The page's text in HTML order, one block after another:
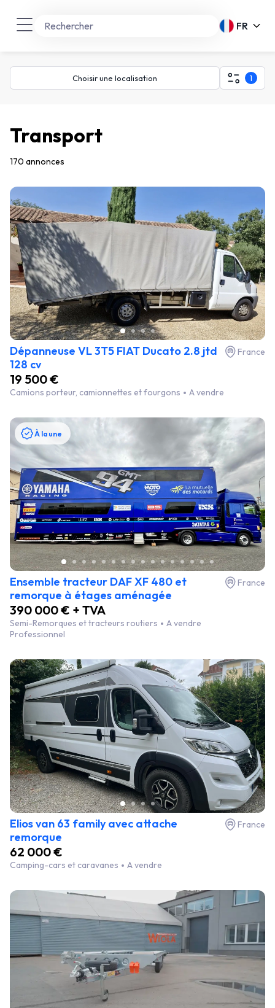
FR
Choisir une localisation 1
Transport
170 annonces
Dépanneuse VL 3T5 FIAT Ducato 2.8 jtd
128 cv
France
19 500 €
Camions porteur, camionnettes et fourgons A vendre
À la une
Ensemble tracteur DAF XF 480 et
remorque à étages aménagée
France
390 000 € + TVA
Semi-Remorques et tracteurs routiers
A vendre
Professionnel
Elios van 63 family avec attache
remorque
France
62 000 €
Camping-cars et caravanes A vendre